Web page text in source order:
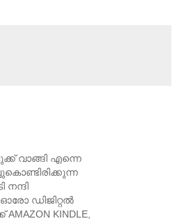
വാങ്ങി എന്നെ
ഡിജിറ്റൽ
KINDLE,